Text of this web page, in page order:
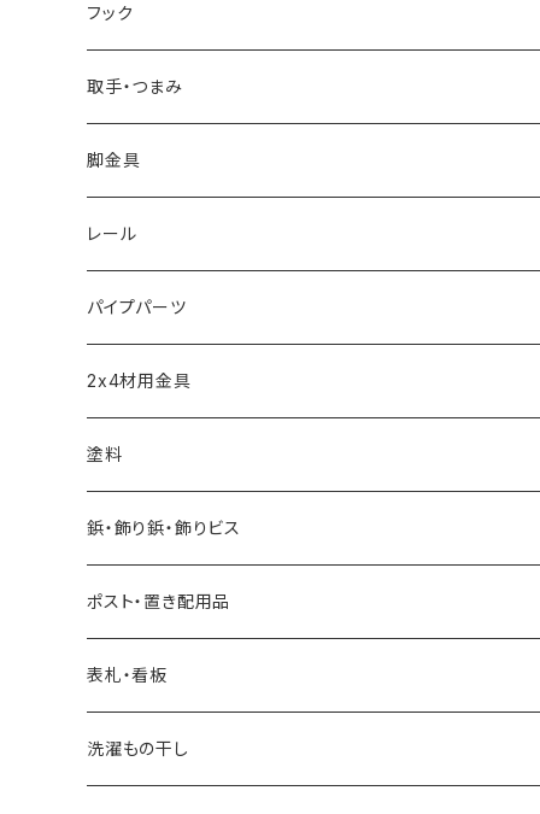
ブレース棚受け
フック
ビス留め
取手・つまみ
取手
つまみ
脚金具
アジャスター
短めな脚金具
レール
モール
引き戸レール
パイプパーツ
パイプクランパー
2x4材用金具
ソーホースブラケット
塗料
水性自然塗料
0.2L
0.7L
油性自然塗料
0.07L
0.75L
鋲・飾り鋲・飾りビス
太鼓鋲
飾りビス
ビスキャップ
ポスト・置き配用品
ポスト
スタッポ
後付け宅配ボックス
表札・看板
看板
洗濯もの干し